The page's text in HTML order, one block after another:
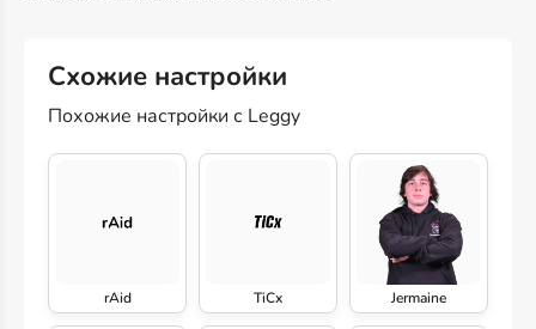
Схожие настройки
Похожие настройки с Leggy
rAid TiCx Jermaine